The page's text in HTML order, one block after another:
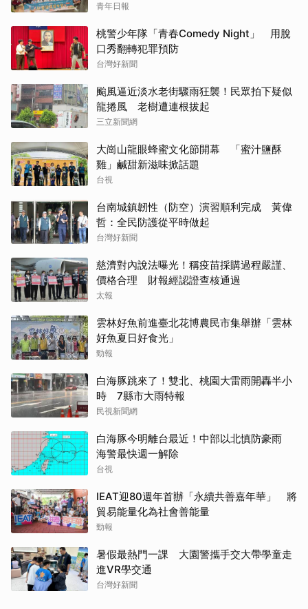
青年日報
桃警少年隊「青春Comedy Night」 用脫
口秀翻轉犯罪預防
台灣好新聞
颱風逼近淡水老街驟雨狂襲！民眾拍下疑似
龍捲風 老樹遭連根拔起
三立新聞網
大崗山龍眼蜂蜜文化節開幕 「蜜汁鹽酥
雞」鹹甜新滋味掀話題
台視
台南城鎮韌性（防空）演習順利完成 黃偉
哲：全民防護從平時做起
台灣好新聞
慈濟對內說法曝光！稱疫苗採購過程嚴謹、
價格合理 財報經認證查核通過
太報
雲林好魚前進臺北花博農民市集舉辦「雲林
好魚夏日好食光」
勁報
白海豚跳來了！雙北、桃園大雷雨開轟半小
時 7縣市大雨特報
民視新聞網
白海豚今明離台最近！中部以北慎防豪雨
海警最快週一解除
台視
IEAT迎80週年首辦「永續共善嘉年華」 將
貿易能量化為社會善能量
勁報
暑假最熱門一課 大園警攜手交大帶學童走
進VR學交通
台灣好新聞